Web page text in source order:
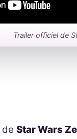
Trailer officiel de
deStar Wars